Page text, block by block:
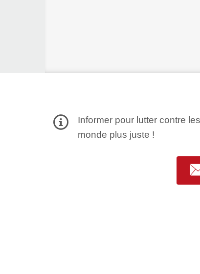
Informer pour lutter contre
monde plus juste !